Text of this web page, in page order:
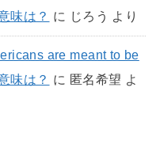
味は？ に じろう より
are meant to be
味は？ に 匿名希望 よ